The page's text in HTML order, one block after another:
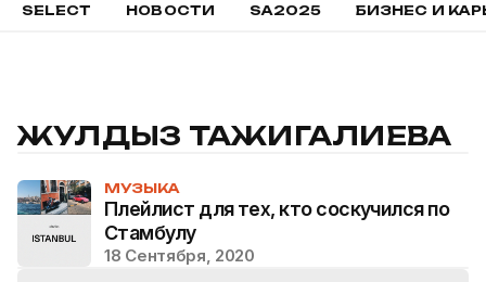
SELECT НОВОСТИ SA2025 БИЗНЕС И
ЖУЛДЫЗ ТАЖИГАЛИЕВА
МУЗЫКА
Плейлист для тех, кто соскучился по
Стамбулу
18 Сентября, 2020